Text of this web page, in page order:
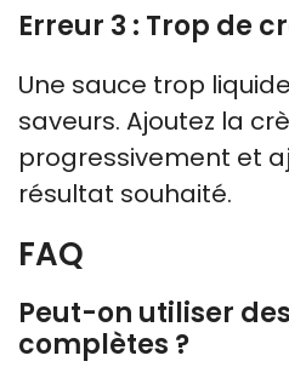
Erreur 3 : Trop de
Une sauce trop
saveurs. Ajoutez la
progressivement et
résultat souhaité.
FAQ
Peut-on utiliser
complètes ?